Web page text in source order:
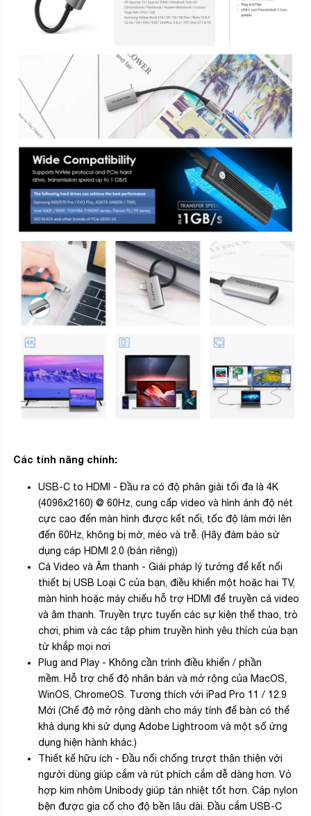
Các tính năng chính:
USB-C to HDMI - Đầu ra có độ phân giải tối đa là 4K
(4096x2160) @ 60Hz, cung cấp video và hình ảnh độ nét
cực cao đến màn hình được kết nối, tốc độ làm mới lên
đến 60Hz, không bị mờ, méo và trễ. (Hãy đảm bảo sử
dụng cáp HDMI 2.0 (bán riêng))
Cả Video và Âm thanh - Giải pháp lý tưởng để kết nối
thiết bị USB Loại C của bạn, điều khiển một hoặc hai TV,
màn hình hoặc máy chiếu hỗ trợ HDMI để truyền cả video
và âm thanh. Truyền trực tuyến các sự kiện thể thao, trò
chơi, phim và các tập phim truyền hình yêu thích của bạn
từ khắp mọi nơi
Plug and Play - Không cần trình điều khiển / phần
mềm. Hỗ trợ chế độ nhân bản và mở rộng của MacOS,
WinOS, ChromeOS. Tương thích với iPad Pro 11 / 12.9
Mới (Chế độ mở rộng dành cho máy tính để bàn có thể
khả dụng khi sử dụng Adobe Lightroom và một số ứng
dụng hiện hành khác.)
Thiết kế hữu ích - Đầu nối chống trượt thân thiện với
người dùng giúp cắm và rút phích cắm dễ dàng hơn. Vỏ
hợp kim nhôm Unibody giúp tản nhiệt tốt hơn. Cáp nylon
bện được gia cố cho độ bền lâu dài. Đầu cắm USB-C